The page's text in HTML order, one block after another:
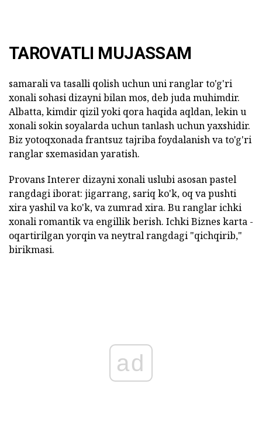
TAROVATLI MUJASSAM
samarali va tasalli qolish uchun uni ranglar to'g'ri
xonali sohasi dizayni bilan mos, deb juda muhimdir.
Albatta, kimdir qizil yoki qora haqida aqldan, lekin u
xonali sokin soyalarda uchun tanlash uchun yaxshidir.
Biz yotoqxonada frantsuz tajriba foydalanish va to'g'ri
ranglar sxemasidan yaratish.
Provans Interer dizayni xonali uslubi asosan pastel
rangdagi iborat: jigarrang, sariq ko'k, oq va pushti
xira yashil va ko'k, va zumrad xira. Bu ranglar ichki
xonali romantik va engillik berish. Ichki Biznes karta -
oqartirilgan yorqin va neytral rangdagi "qichqirib,"
birikmasi.
ad